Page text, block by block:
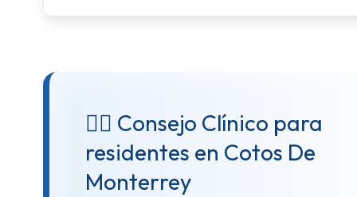
👨‍⚕️ Consejo Clínico para
residentes en Cotos De
Monterrey